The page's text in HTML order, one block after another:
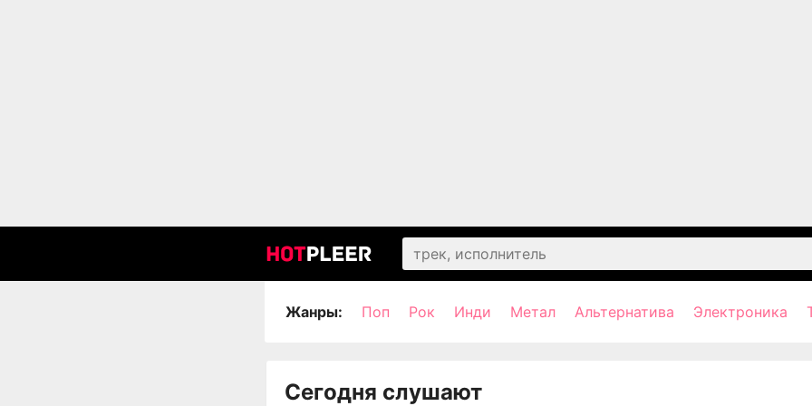
Жанры: Поп Рок Инди Метал Альтернатива Электроника
Сегодня слушают